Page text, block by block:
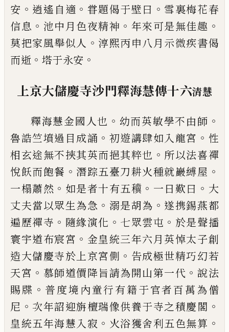
安 。 逍遙自適 。 甞題偈于壁曰 。 雪裏梅花春
信息 。 池中月色夜精神 。 年來可是無佳趣 。
莫把家風舉似人 。 淳熙丙申八月示微疾書偈
而逝 。 塔于永安 。
上京大儲慶寺沙門釋海慧傳十六清慧
釋海慧金國人也 。 幼而英敏學不由師 。
魯誥竺墳過目成誦 。 初遊講肆如入龍宮 。 性
相玄途無不挾其英而挹其粹也 。 所以法喜禪
悅飫而飽餐 。 潛踪五臺刀耕火種就巖縛屋 。
一榻蕭然 。 如是者十有五䆊 。 一日歎曰 。 大
丈夫當以眾生為急 。 溺是胡為 。 遂携錫燕都
遍歷禪寺 。 隨緣演化 。 七眾雲屯 。 於是聲播
寰宇道布宸宮 。 金皇統三年六月英悼太子創
造大儲慶寺於上京宮側 。 告成極世精巧幻若
天宮 。 慕師道價降旨請為開山第一代 。 說法
賜牒 。 普度境內童行有籍于官者百萬為僧
尼 。 次年詔迎旃檀瑞像供養于寺之積慶閣 。
皇統五年海慧入寂 。 火浴獲舍利五色無算 。